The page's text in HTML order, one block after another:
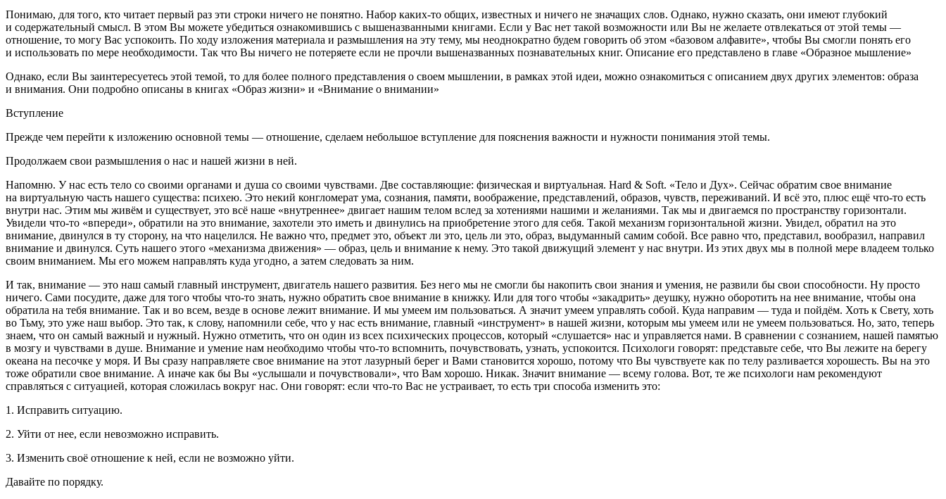
Понимаю, для того, кто читает первый раз эти строки ничего не понятно. Набор каких-то общих, известных и ничего не значащих слов. Однако, нужно сказать, они имеют глубокий
и содержательный смысл. В этом Вы можете убедиться ознакомившись с вышеназванными книгами. Если у Вас нет такой возможности или Вы не желаете отвлекаться от этой темы —
отношение, то могу Вас успокоить. По ходу изложения материала и размышления на эту тему, мы неоднократно будем говорить об этом «базовом алфавите», чтобы Вы смогли понять его
и использовать по мере необходимости. Так что Вы ничего не потеряете если не прочли вышеназванных познавательных книг. Описание его представлено в главе «Образное мышление»
Однако, если Вы заинтересуетесь этой темой, то для более полного представления о своем мышлении, в рамках этой идеи, можно ознакомиться с описанием двух других элементов: образа
и внимания. Они подробно описаны в книгах «Образ жизни» и «Внимание о внимании»
Вступление
Прежде чем перейти к изложению основной темы — отношение, сделаем небольшое вступление для пояснения важности и нужности понимания этой темы.
Продолжаем свои размышления о нас и нашей жизни в ней.
Напомню. У нас есть тело со своими органами и душа со своими чувствами. Две составляющие: физическая и виртуальная. Hard & Soft. «Тело и Дух». Сейчас обратим свое внимание
на виртуальную часть нашего существа: психею. Это некий конгломерат ума, сознания, памяти, воображение, представлений, образов, чувств, переживаний. И всё это, плюс ещё что-то есть
внутри нас. Этим мы живём и существует, это всё наше «внутреннее» двигает нашим телом вслед за хотениями нашими и желаниями. Так мы и двигаемся по пространству горизонтали.
Увидели что-то «впереди», обратили на это внимание, захотели это иметь и двинулись на приобретение этого для себя. Такой механизм горизонтальной жизни. Увидел, обратил на это
внимание, двинулся в ту сторону, на что нацелился. Не важно что, предмет это, объект ли это, цель ли это, образ, выдуманный самим собой. Все равно что, представил, вообразил, направил
внимание и двинулся. Суть нашего этого «механизма движения» — образ, цель и внимание к нему. Это такой движущий элемент у нас внутри. Из этих двух мы в полной мере владеем только
своим вниманием. Мы его можем направлять куда угодно, а затем следовать за ним.
И так, внимание — это наш самый главный инструмент, двигатель нашего развития. Без него мы не смогли бы накопить свои знания и умения, не развили бы свои способности. Ну просто
ничего. Сами посудите, даже для того чтобы что-то знать, нужно обратить свое внимание в книжку. Или для того чтобы «закадрить» деушку, нужно оборотить на нее внимание, чтобы она
обратила на тебя внимание. Так и во всем, везде в основе лежит внимание. И мы умеем им пользоваться. А значит умеем управлять собой. Куда направим — туда и пойдём. Хоть к Свету, хоть
во Тьму, это уже наш выбор. Это так, к слову, напомнили себе, что у нас есть внимание, главный «инструмент» в нашей жизни, которым мы умеем или не умеем пользоваться. Но, зато, теперь
знаем, что он самый важный и нужный. Нужно отметить, что он один из всех психических процессов, который «слушается» нас и управляется нами. В сравнении с сознанием, нашей памятью
в мозгу и чувствами в душе. Внимание и умение нам необходимо чтобы что-то вспомнить, почувствовать, узнать, успокоится. Психологи говорят: представьте себе, что Вы лежите на берегу
океана на песочке у моря. И Вы сразу направляете свое внимание на этот лазурный берег и Вами становится хорошо, потому что Вы чувствуете как по телу разливается хорошесть. Вы на это
тоже обратили свое внимание. А иначе как бы Вы «услышали и почувствовали», что Вам хорошо. Никак. Значит внимание — всему голова. Вот, те же психологи нам рекомендуют
справляться с ситуацией, которая сложилась вокруг нас. Они говорят: если что-то Вас не устраивает, то есть три способа изменить это:
1. Исправить ситуацию.
2. Уйти от нее, если невозможно исправить.
3. Изменить своё отношение к ней, если не возможно уйти.
Давайте по порядку.